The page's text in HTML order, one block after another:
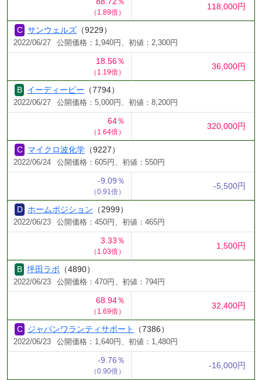
（1.89倍）
118,000円
サンウェルズ （9229）
2022/06/27 公開価格：1,940円、初値：2,300円
18.56％
（1.19倍）
36,000円
イーディーピー （7794）
2022/06/27 公開価格：5,000円、初値：8,200円
64％
（1.64倍）
320,000円
マイクロ波化学 （9227）
2022/06/24 公開価格：605円、初値：550円
-9.09％
（0.91倍）
-5,500円
ホームポジション （2999）
2022/06/23 公開価格：450円、初値：465円
3.33％
（1.03倍）
1,500円
坪田ラボ （4890）
2022/06/23 公開価格：470円、初値：794円
68.94％
（1.69倍）
32,400円
ジャパンワランティサポート （7386）
2022/06/23 公開価格：1,640円、初値：1,480円
-9.76％
（0.90倍）
-16,000円